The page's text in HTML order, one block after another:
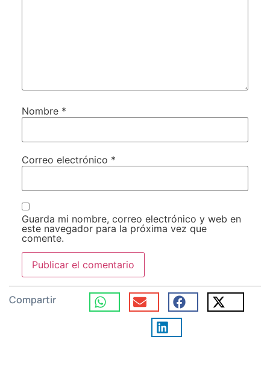
Nombre *
Correo electrónico *
Guarda mi nombre, correo electrónico y web en
este navegador para la próxima vez que
comente.
Compartir